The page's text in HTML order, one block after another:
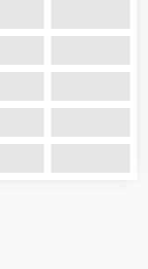
del usuario.